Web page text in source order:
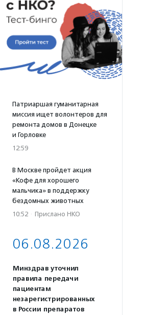
Патриаршая гуманитарная
миссия ищет волонтеров для
ремонта домов в Донецке
и Горловке
12:59
В Москве пройдет акция
«Кофе для хорошего
мальчика» в поддержку
бездомных животных
10:52 · Прислано НКО
06.08.2026
Минздрав уточнил
правила передачи
пациентам
незарегистрированных
в России препаратов